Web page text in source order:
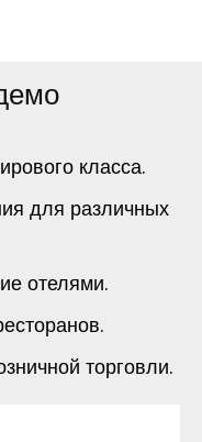
класса.
для различных
отелями.
торговли.